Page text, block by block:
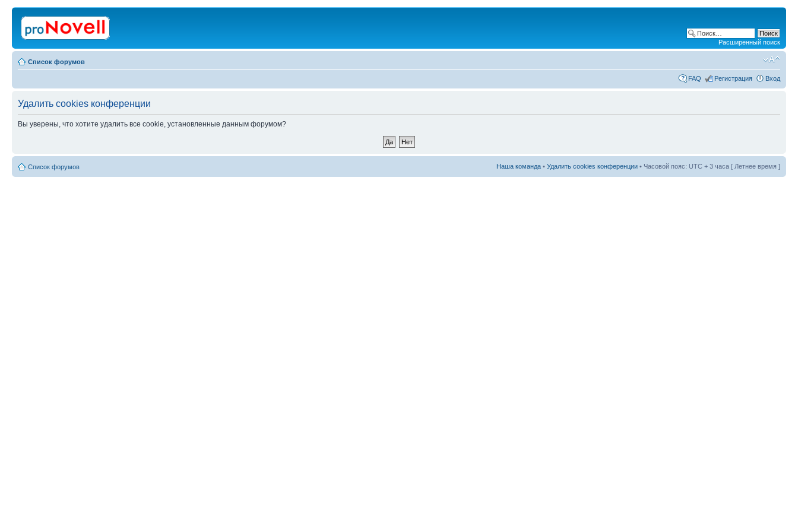
Расширенный поиск
Список форумов
FAQ Регистрация Вход
Удалить cookies конференции
Вы уверены, что хотите удалить все cookie, установленные данным форумом?
Список форумов Наша команда • Удалить cookies конференции • Часовой пояс: UTC + 3 часа [ Летнее время ]